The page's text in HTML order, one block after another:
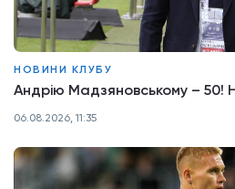
НОВИНИ КЛУБУ
Андрію Мадзяновському – 50!
06.08.2026, 11:35